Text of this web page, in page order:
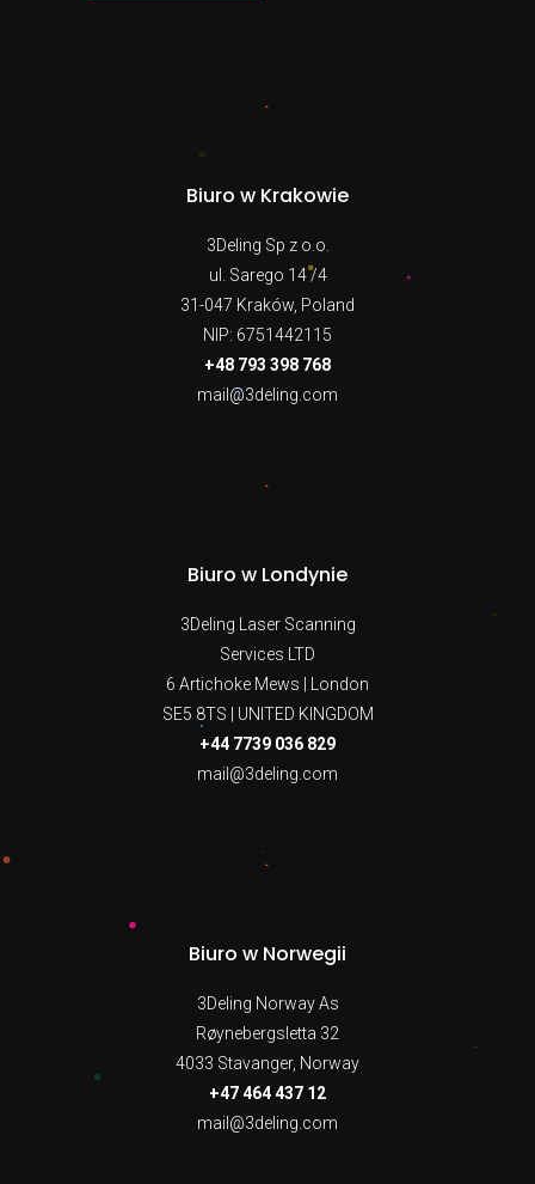
Biuro w Krakowie
3Deling Sp z o.o.
ul. Sarego 14 /4
31-047 Kraków, Poland
NIP: 6751442115
+48 793 398 768
mail@3deling.com
Biuro w Londynie
3Deling Laser Scanning
Services LTD
6 Artichoke Mews | London
SE5 8TS | UNITED KINGDOM
+44 7739 036 829
mail@3deling.com
Biuro w Norwegii
3Deling Norway As
Røynebergsletta 32
4033 Stavanger, Norway
+47 464 437 12
mail@3deling.com